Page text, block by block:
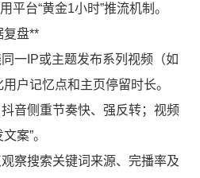
平台“黄金1小时”推流机制。
复盘**
一IP或主题发布系列视频（如
户记忆点和主页停留时长。
音侧重节奏快、强反转；视频
案”。
察搜索关键词来源、完播率及